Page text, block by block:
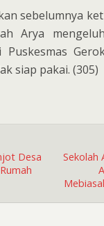
sebelumnya
Arya
siap pakai. (305)
Desa
Sekolah